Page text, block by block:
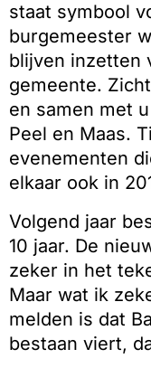
staat symbool
burgemeester
blijven inzetten
gemeente.
en samen met
Peel en Maas.
evenementen
elkaar ook in
Volgend jaar
10 jaar. De
zeker in het
Maar wat ik
melden is dat
bestaan viert,